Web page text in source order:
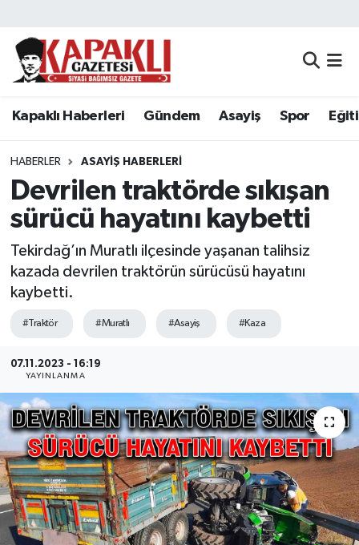
Kapaklı Haberleri Gündem Asayiş Spor
HABERLER ASAYIŞ HABERLERI
Devrilen traktörde sıkışan
sürücü hayatını kaybetti
Tekirdağ’ın Muratlı ilçesinde yaşanan talihsiz
kazada devrilen traktörün sürücüsü hayatını
kaybetti.
#Traktör #Muratlı #Asayiş #Kaza
07.11.2023 - 16:19
YAYINLANMA
Kapaklı Haberleri
Asayiş
Spor
Eğitim
Siyaset
Sağlık
Teknoloji
Yaşam
Tekirdağ Nöbetçi Eczaneler
Tekirdağ Namaz Vakitleri
Tekirdağ Trafik Yoğunluk Haritası
Süper Lig Puan Durumu ve Fikstür
Tüm Manşetler